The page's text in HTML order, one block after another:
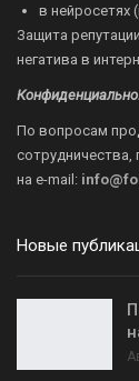
в нейросетях
Защита
негатива в
По вопросам
сотрудничества,
на e-mail:
Новые